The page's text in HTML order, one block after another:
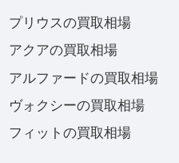
プリウスの買取相場
アクアの買取相場
アルファードの買取相場
ヴォクシーの買取相場
フィットの買取相場